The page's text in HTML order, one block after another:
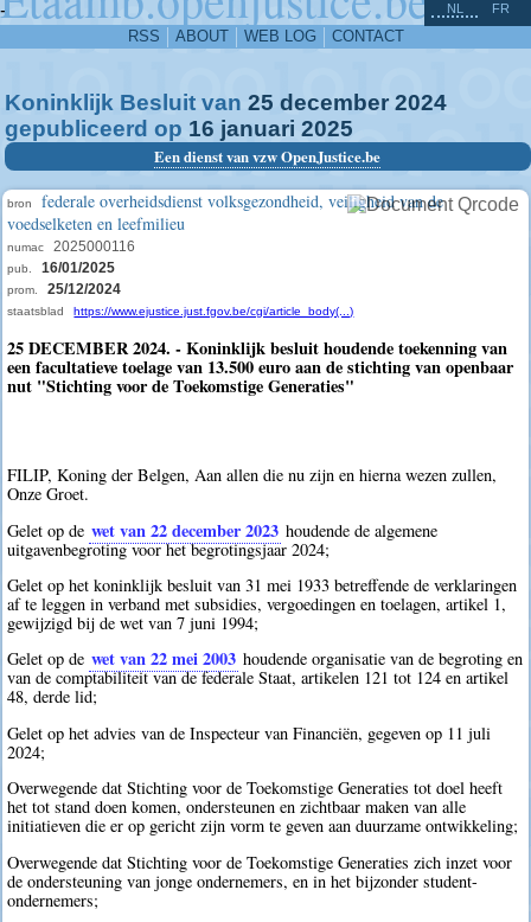
-
RSS ABOUT WEB LOG CONTACT
NL FR
Koninklijk Besluit van 25 december 2024
gepubliceerd op 16 januari 2025
Een dienst van vzw OpenJustice.be
bron
federale overheidsdienst volksgezondheid, veiligheid van de
voedselketen en leefmilieu
numac 2025000116
pub. 16/01/2025
prom. 25/12/2024
staatsblad https://www.ejustice.just.fgov.be/cgi/article_body(...)
25 DECEMBER 2024. - Koninklijk besluit houdende toekenning van
een facultatieve toelage van 13.500 euro aan de stichting van openbaar
nut "Stichting voor de Toekomstige Generaties"
FILIP, Koning der Belgen, Aan allen die nu zijn en hierna wezen zullen,
Onze Groet.
Gelet op de wet van 22 december 2023 houdende de algemene
uitgavenbegroting voor het begrotingsjaar 2024;
Gelet op het koninklijk besluit van 31 mei 1933 betreffende de verklaringen
af te leggen in verband met subsidies, vergoedingen en toelagen, artikel 1,
gewijzigd bij de wet van 7 juni 1994;
Gelet op de wet van 22 mei 2003 houdende organisatie van de begroting en
van de comptabiliteit van de federale Staat, artikelen 121 tot 124 en artikel
48, derde lid;
Gelet op het advies van de Inspecteur van Financiën, gegeven op 11 juli
2024;
Overwegende dat Stichting voor de Toekomstige Generaties tot doel heeft
het tot stand doen komen, ondersteunen en zichtbaar maken van alle
initiatieven die er op gericht zijn vorm te geven aan duurzame ontwikkeling;
Overwegende dat Stichting voor de Toekomstige Generaties zich inzet voor
de ondersteuning van jonge ondernemers, en in het bijzonder student-
ondernemers;
^